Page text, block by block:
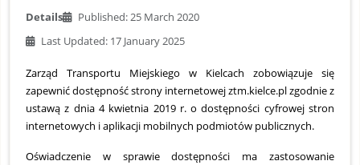
Details
Published: 25 March 2020
Last Updated: 17 January 2025
Zarząd Transportu Miejskiego w Kielcach zobowiązuje się
zapewnić dostępność strony internetowej ztm.kielce.pl zgodnie z
ustawą z dnia 4 kwietnia 2019 r. o dostępności cyfrowej stron
internetowych i aplikacji mobilnych podmiotów publicznych.
Oświadczenie w sprawie dostępności ma zastosowanie